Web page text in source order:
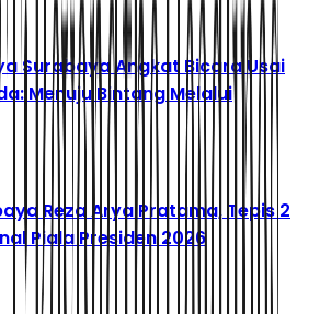
Surabaya Angkat Bicara Usai
Menuju Bintang Melalui
Reza Arya Pratama, Tepis 2
Piala Presiden 2026